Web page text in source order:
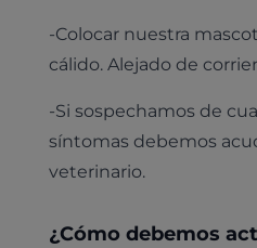
-Colocar nuestra
cálido. Alejado de
-Si sospechamos de
síntomas debemos
veterinario.
¿Cómo debemos